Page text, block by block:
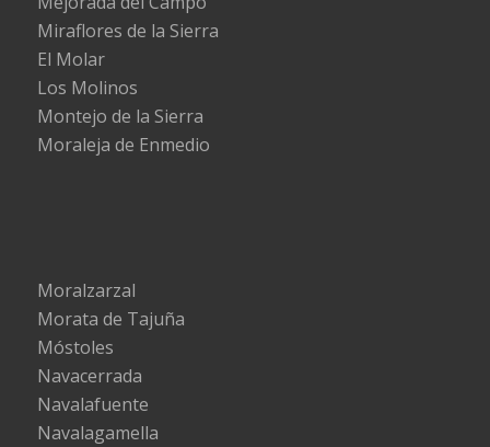
Miraflores de la Sierra
El Molar
Los Molinos
Montejo de la Sierra
Moraleja de Enmedio
Moralzarzal
Morata de Tajuña
Móstoles
Navacerrada
Navalafuente
Navalagamella